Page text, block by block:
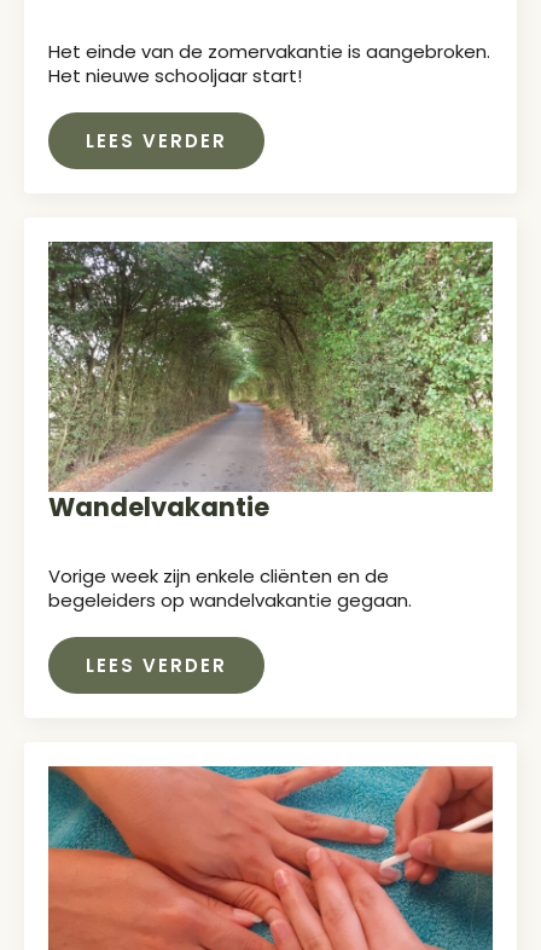
Het einde van de zomervakantie is aangebroken.
Het nieuwe schooljaar start!
LEES VERDER
Wandelvakantie
Vorige week zijn enkele cliënten en de
begeleiders op wandelvakantie gegaan.
LEES VERDER